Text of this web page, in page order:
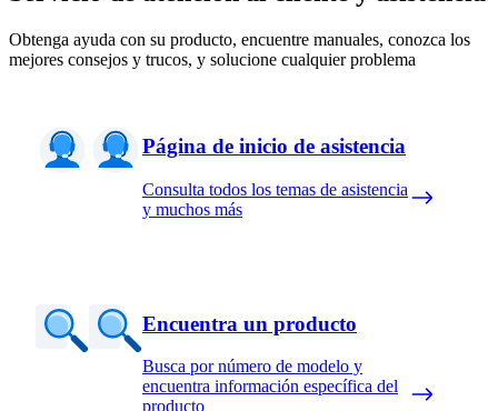
Obtenga ayuda con su producto, encuentre manuales, conozca los
mejores consejos y trucos, y solucione cualquier problema
Página de inicio de asistencia
Consulta todos los temas de asistencia
y muchos más
Encuentra un producto
Busca por número de modelo y
encuentra información específica del
producto